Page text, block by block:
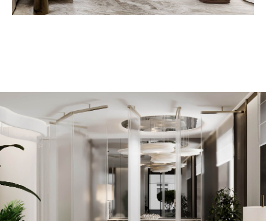
Заполните форму, чтобы получить доступ к эксклюзивной
информации о планировках, ценах и особых условиях для
согласиена обработку персональных данных
Политикой конфиденциальности
согласие на передачу персональных данных
Я подтверждаюсогласие на получение информации